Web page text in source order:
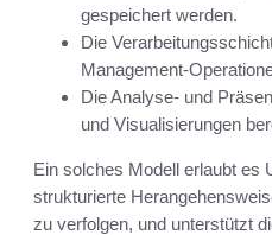
gespeichert werden.
Die
Management-
Die Analyse- und
und Visualisierungen
Ein solches Modell erlaubt es
strukturierte
zu verfolgen, und unterstützt